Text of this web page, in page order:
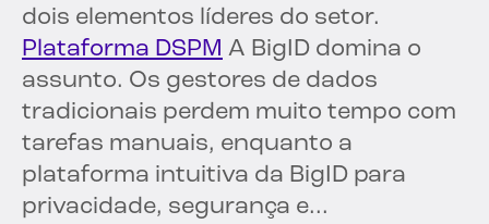
dois elementos líderes do setor.
Plataforma DSPM A BigID domina o
assunto. Os gestores de dados
tradicionais perdem muito tempo com
tarefas manuais, enquanto a
plataforma intuitiva da BigID para
privacidade, segurança e...